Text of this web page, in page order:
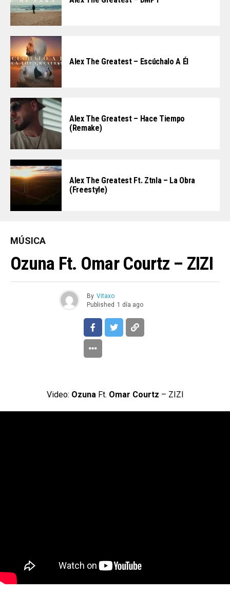
Alex The Greatest – Escúchalo A Él
Alex The Greatest – Hace Tiempo
(Remake)
Alex The Greatest Ft. Ztnla – La Obra
(Freestyle)
MÚSICA
Ozuna Ft. Omar Courtz – ZIZI
By Vitaxo
Published 1 día ago
Video: Ozuna Ft. Omar Courtz – ZIZI